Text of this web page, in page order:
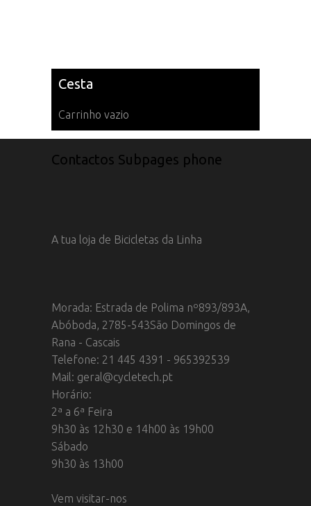
Cesta
Carrinho vazio
Contactos Subpages phone
A tua loja de Bicicletas da Linha
Morada: Estrada de Polima nº893/893A,
Abóboda, 2785-543São Domingos de
Rana - Cascais
Telefone: 21 445 4391 - 965392539
Mail: geral@cycletech.pt
Horário:
2ª a 6ª Feira
9h30 às 12h30 e 14h00 às 19h00
Sábado
9h30 às 13h00
Vem visitar-nos